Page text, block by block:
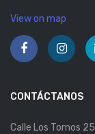
View on map
CONTÁCTANOS
Calle Los Tornos